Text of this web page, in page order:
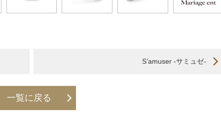
S’amuser -サミュゼ-
一覧に戻る